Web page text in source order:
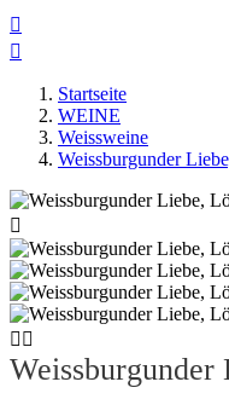


Startseite
WEINE
Weissweine
Weissburgunder

 